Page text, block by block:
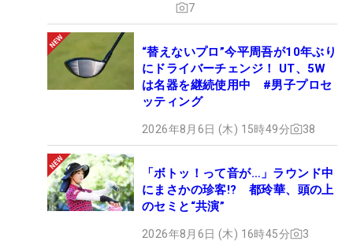
7
“替えないプロ”今平周吾が10年ぶり
にドライバーチェンジ！ UT、5W
は名器を継続使用中 #男子プロセ
ッティング
2026年8月6日 (木) 15時49分 38
「ボトッ！って音が…」ラウンド中
にまさかの珍客!? 都玲華、頭の上
のセミと“共演”
2026年8月6日 (木) 16時45分 3